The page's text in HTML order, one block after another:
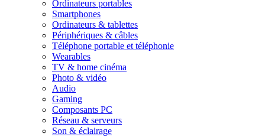
Ordinateurs portables
Smartphones
Ordinateurs & tablettes
Périphériques & câbles
Téléphone portable et téléphonie
Wearables
TV & home cinéma
Photo & vidéo
Audio
Gaming
Composants PC
Réseau & serveurs
Son & éclairage